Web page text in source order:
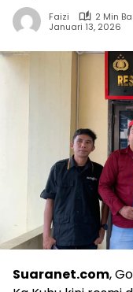
Faizi
2 Min
Januari 13, 2026
Suaranet.com,